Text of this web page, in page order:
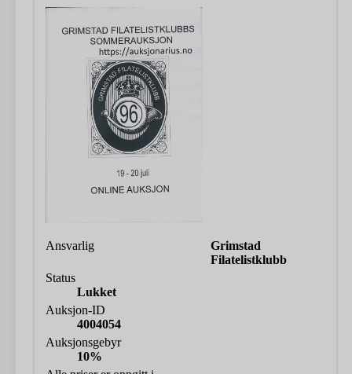
Ansvarlig
Grimstad
Filatelistklubb
Status
Lukket
Auksjon-ID
4004054
Auksjonsgebyr
10%